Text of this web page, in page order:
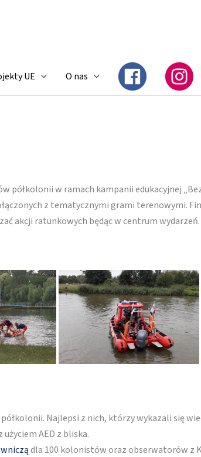
UE O nas
w ramach kampanii edukacyjnej
z tematycznymi grami terenowymi.
akcji ratunkowych będąc w centrum wydarzeń.
Najlepsi z nich, którzy wykazali się
AED z bliska.
dla 100 kolonistów oraz obserwatorów z